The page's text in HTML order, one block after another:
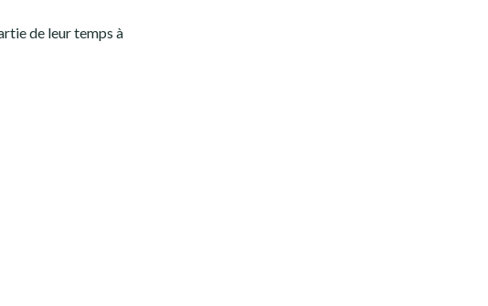
de leur temps à